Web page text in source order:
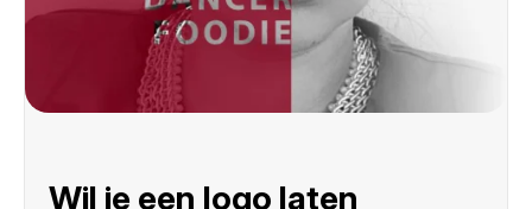
Wil je een logo laten